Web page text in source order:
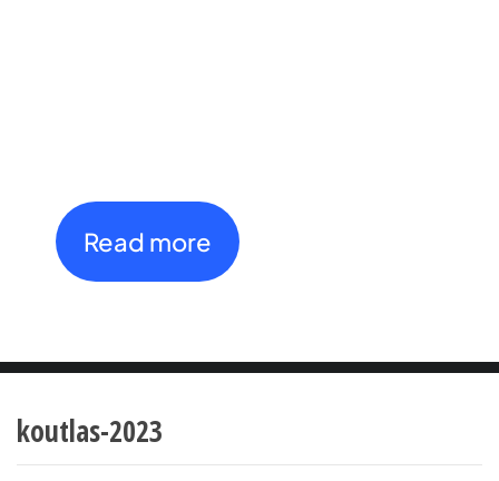
Read more
koutlas-2023